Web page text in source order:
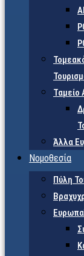
Ταμείο
Άλλα
Νομοθεσία
Πύλη